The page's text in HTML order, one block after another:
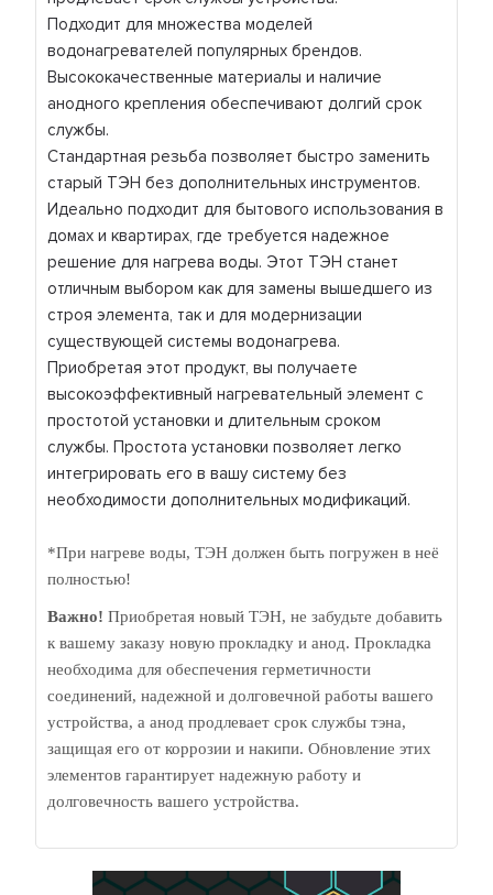
Подходит для множества моделей
водонагревателей популярных брендов.
Высококачественные материалы и наличие
анодного крепления обеспечивают долгий срок
службы.
Стандартная резьба позволяет быстро заменить
старый ТЭН без дополнительных инструментов.
Идеально подходит для бытового использования в
домах и квартирах, где требуется надежное
решение для нагрева воды. Этот ТЭН станет
отличным выбором как для замены вышедшего из
строя элемента, так и для модернизации
существующей системы водонагрева.
Приобретая этот продукт, вы получаете
высокоэффективный нагревательный элемент с
простотой установки и длительным сроком
службы. Простота установки позволяет легко
интегрировать его в вашу систему без
необходимости дополнительных модификаций.
*При нагреве воды, ТЭН должен быть погружен в неё
полностью!
Важно! Приобретая новый ТЭН, не забудьте добавить
к вашему заказу новую прокладку и анод. Прокладка
необходима для обеспечения герметичности
соединений, надежной и долговечной работы вашего
устройства, а анод продлевает срок службы тэна,
защищая его от коррозии и накипи. Обновление этих
элементов гарантирует надежную работу и
долговечность вашего устройства.